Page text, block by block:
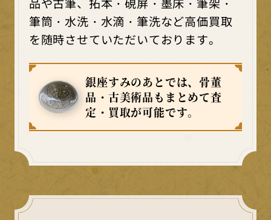
筆筒・水洗・水滴・筆洗など高価買取
を随時させていただいております。
銀座すみのあとでは、骨董
品・古美術品もまとめて査
定・買取が可能です。